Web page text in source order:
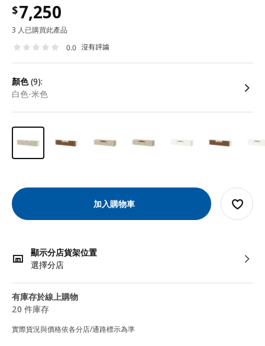
$7,250
3 人已購買此產品
0.0 沒有評論
顏色(9):
白色-米色
加入購物車
顯示分店貨架位置
選擇分店
有庫存於線上購物
20 件庫存
實際貨況與價格依各分店/通路標示為準